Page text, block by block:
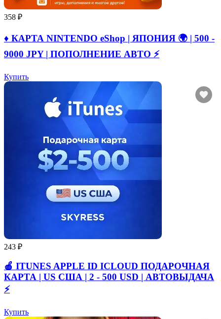
358 ₽
♦️ КАРТА NINTENDO eShop | ЯПОНИЯ 🌍 | 500 -
9000 JPY | ПОПОЛНЕНИЕ АВТО ⚡
Купить
243 ₽
🍎 ITUNES APPLE ID ICLOUD ПОДАРОЧНАЯ
КАРТА | US США | 2 - 500 USD | АВТОВЫДАЧА
⚡️
Купить